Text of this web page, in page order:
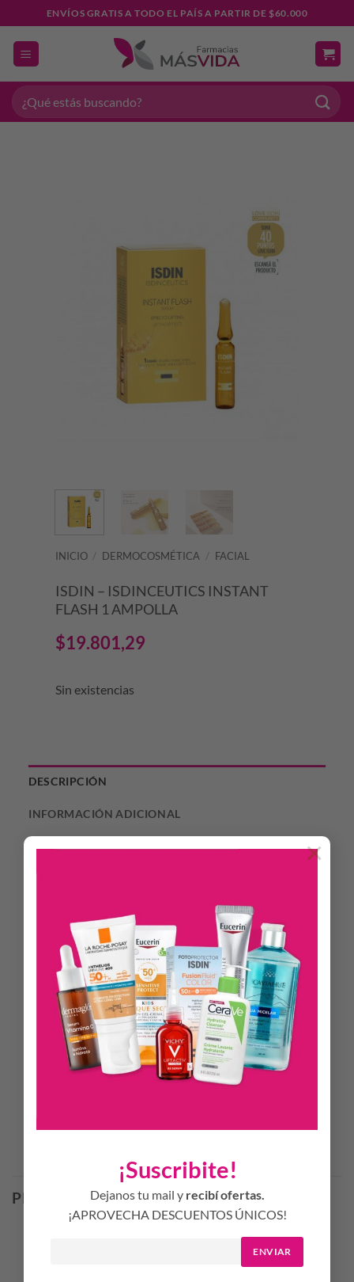
¡Suscribite!
Dejanos tu mail y recibí ofertas.
¡APROVECHA DESCUENTOS ÚNICOS!
ENVIAR
×
al
contenido
ENVÍOS GRATIS A TODO EL PAÍS A PARTIR DE $60.000
Buscar
por:
INICIO / DERMOCOSMÉTICA / FACIAL
ISDIN – ISDINCEUTICS INSTANT
FLASH 1 AMPOLLA
$19.801,29
Sin existencias
DESCRIPCIÓN
INFORMACIÓN ADICIONAL
Conjunto de avanzados activos que promueven un efecto
Promueve un efecto lifting inmediato y prolongado
ayudando a atenuar las arrugas y líneas de expresión con
acción instantánea.
Peptide Q10:Energiza la piel del rostro reduciendo
los signos de fatiga y estrés, favoreciendo una piel más tersa.
LineBoost:Combinación de ingredientes que atenúa los
signos del envejecimiento, mejorando visiblemente la
apariencia del rostro.
PRODUCTOS RELACIONADOS